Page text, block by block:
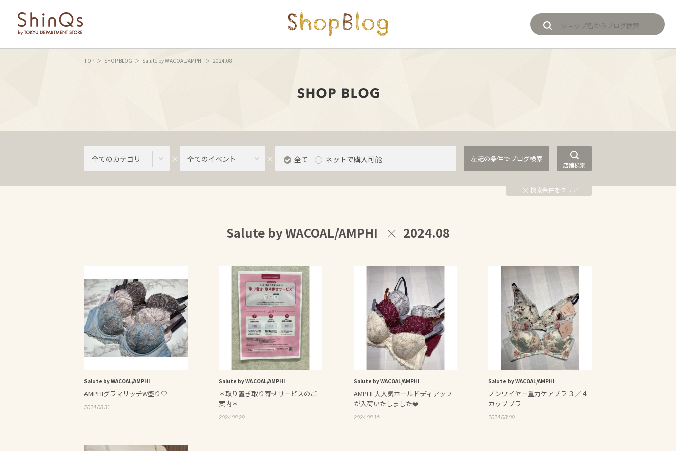
TOP SHOP BLOG Salute by WACOAL/AMPHI 2024.08
全てのカテゴリ 全てのイベント 全て ネットで購入可能
店舗検索
検索条件をクリア
Salute by WACOAL/AMPHI 2024.08
Salute by WACOAL/AMPHI
AMPHIグラマリッチW盛り♡
2024.08.31
Salute by WACOAL/AMPHI
＊取り置き取り寄せサービスのご
案内＊
2024.08.29
Salute by WACOAL/AMPHI
AMPHI 大人気ホールドディアップ
が入荷いたしました❤️
2024.08.16
Salute by WACOAL/AMPHI
ノンワイヤー重力ケアブラ ３／４
カップブラ
2024.08.09